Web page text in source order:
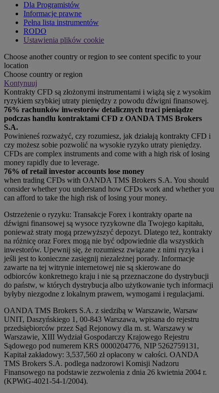
Dla Programistów
Informacje prawne
Pełna lista instrumentów
RODO
Ustawienia plików cookie
Choose another country or region to see content specific to your
location
Choose country or region
Kontynuuj
Kontrakty CFD są złożonymi instrumentami i wiążą się z wysokim
ryzykiem szybkiej utraty pieniędzy z powodu dźwigni finansowej.
76% rachunków inwestorów detalicznych traci pieniądze
podczas handlu kontraktami CFD z OANDA TMS Brokers
S.A.
Powinieneś rozważyć, czy rozumiesz, jak działają kontrakty CFD i
czy możesz sobie pozwolić na wysokie ryzyko utraty pieniędzy.
CFDs are complex instruments and come with a high risk of losing
money rapidly due to leverage.
76% of retail investor accounts lose money
when trading CFDs with OANDA TMS Brokers S.A. You should
consider whether you understand how CFDs work and whether you
can afford to take the high risk of losing your money.
Ostrzeżenie o ryzyku: Transakcje Forex i kontrakty oparte na
dźwigni finansowej są wysoce ryzykowne dla Twojego kapitału,
ponieważ straty mogą przewyższyć depozyt. Dlatego też, kontrakty
na różnicę oraz Forex mogą nie być odpowiednie dla wszystkich
inwestorów. Upewnij się, że rozumiesz związane z nimi ryzyka i
jeśli jest to konieczne zasięgnij niezależnej porady. Informacje
zawarte na tej witrynie internetowej nie są skierowane do
odbiorców konkretnego kraju i nie są przeznaczone do dystrybucji
do państw, w których dystrybucja albo użytkowanie tych informacji
byłyby niezgodne z lokalnym prawem, wymogami i regulacjami.
OANDA TMS Brokers S.A. z siedzibą w Warszawie, Warsaw
UNIT, Daszyńskiego 1, 00-843 Warszawa, wpisana do rejestru
przedsiębiorców przez Sąd Rejonowy dla m. st. Warszawy w
Warszawie, XIII Wydział Gospodarczy Krajowego Rejestru
Sądowego pod numerem KRS 0000204776, NIP 5262759131,
Kapitał zakładowy: 3,537,560 zł opłacony w całości. OANDA
TMS Brokers S.A. podlega nadzorowi Komisji Nadzoru
Finansowego na podstawie zezwolenia z dnia 26 kwietnia 2004 r.
(KPWiG-4021-54-1/2004).